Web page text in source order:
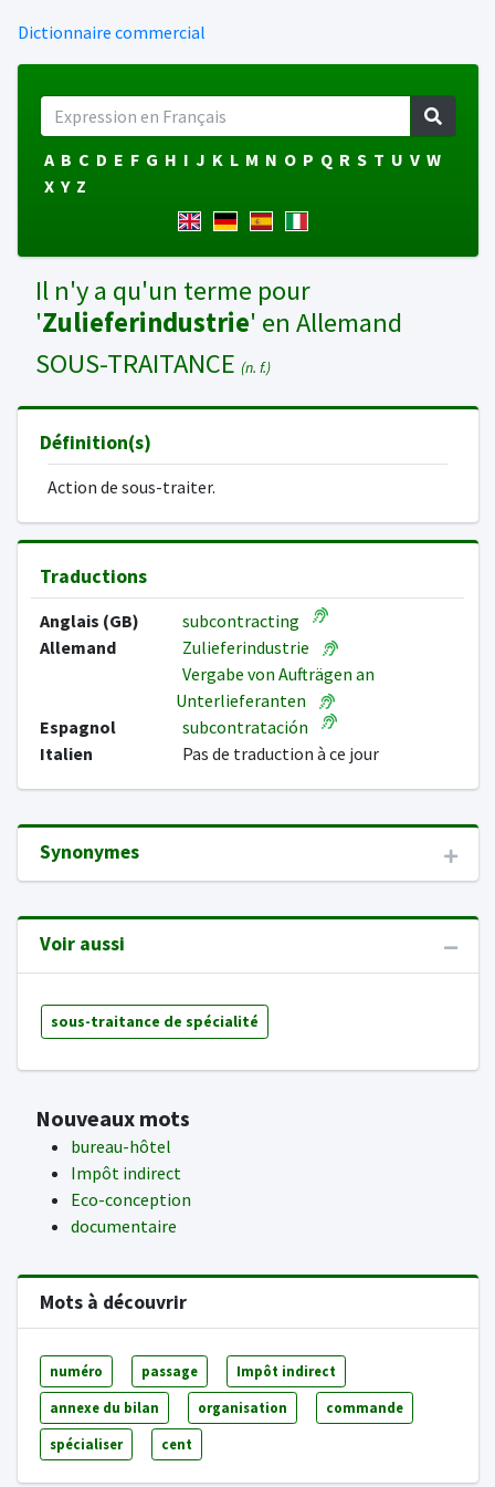
Dictionnaire commercial
A B C D E F G H I J K L M N O P Q R S T U V W
X Y Z
Il n'y a qu'un terme pour
'Zulieferindustrie' en Allemand
SOUS-TRAITANCE (n. f.)
Définition(s)
Action de sous-traiter.
Traductions
Anglais (GB)
subcontracting
Allemand
Zulieferindustrie
Vergabe von Aufträgen an
Unterlieferanten
Espagnol
subcontratación
Italien
Pas de traduction à ce jour
Synonymes
Voir aussi
sous-traitance de spécialité
Nouveaux mots
bureau-hôtel
Impôt indirect
Eco-conception
documentaire
Mots à découvrir
numéro passage Impôt indirect
annexe du bilan organisation commande
spécialiser cent